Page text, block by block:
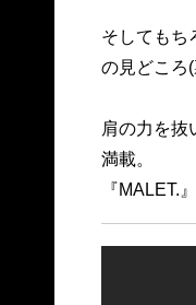
そしてもち
の見どころ
肩の力を抜
満載。
『MALET.